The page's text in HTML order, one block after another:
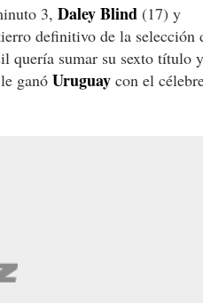
3, Daley Blind (17) y
definitivo de la selección
quería sumar su sexto título y
ganó Uruguay con el